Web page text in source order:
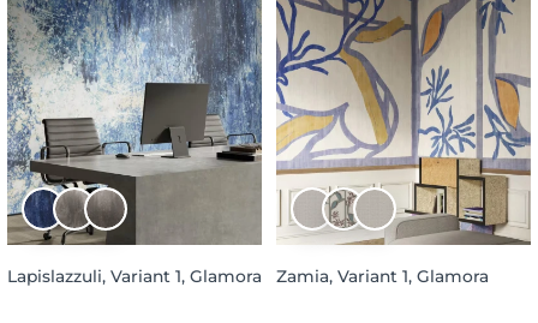
Lapislazzuli, Variant 1, Glamora Zamia, Variant 1, Glamora